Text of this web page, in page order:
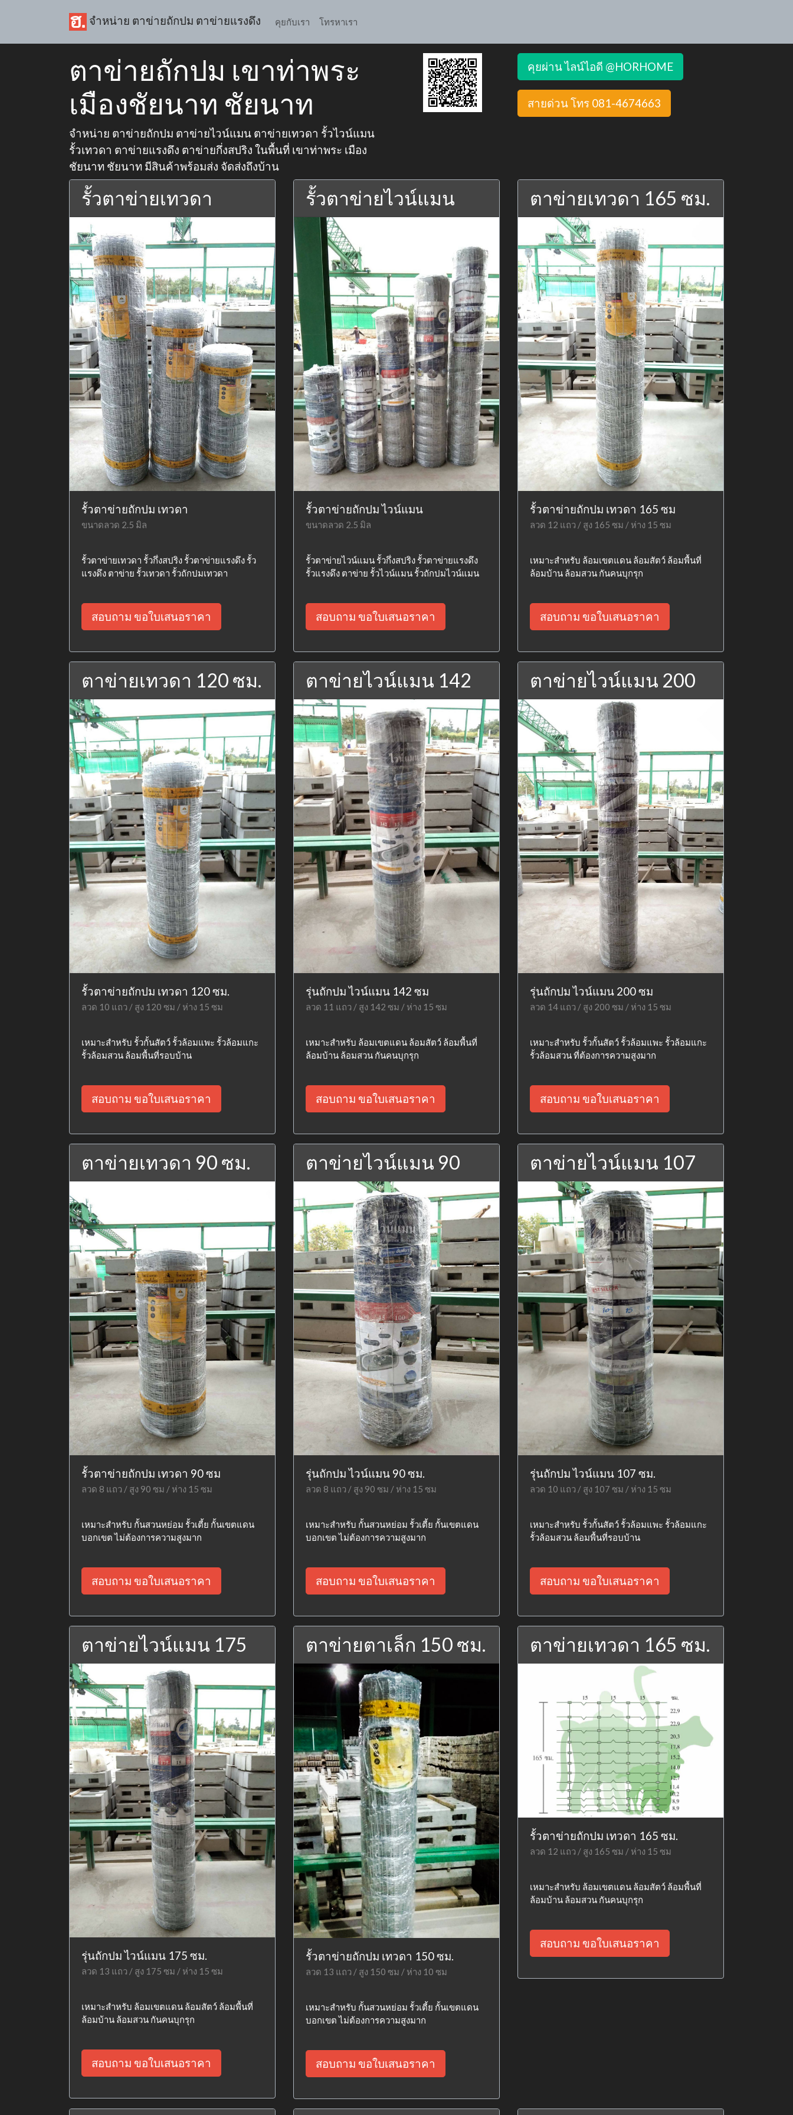
จำหน่าย ตาข่ายถักปม ตาข่ายแรงดึง คุยกับเรา โทรหาเรา
ตาข่ายถักปม เขาท่าพระ
เมืองชัยนาท ชัยนาท
จำหน่าย ตาข่ายถักปม ตาข่ายไวน์แมน ตาข่ายเทวดา รั้วไวน์แมน
รั้วเทวดา ตาข่ายแรงดึง ตาข่ายกึ่งสปริง ในพื้นที่ เขาท่าพระ เมือง
ชัยนาท ชัยนาท มีสินค้าพร้อมส่ง จัดส่งถึงบ้าน
คุยผ่าน ไลน์ไอดี @HORHOME
สายด่วน โทร 081-4674663
รั้วตาข่ายเทวดา
รั้วตาข่ายถักปม เทวดา
ขนาดลวด 2.5 มิล
รั้วตาข่ายเทวดา รั้วกึ่งสปริง รั้วตาข่ายแรงดึง รั้ว
แรงดึง ตาข่าย รั้วเทวดา รั้วถักปมเทวดา
สอบถาม ขอใบเสนอราคา
รั้วตาข่ายไวน์แมน
รั้วตาข่ายถักปม ไวน์แมน
ขนาดลวด 2.5 มิล
รั้วตาข่ายไวน์แมน รั้วกึ่งสปริง รั้วตาข่ายแรงดึง
รั้วแรงดึง ตาข่าย รั้วไวน์แมน รั้วถักปมไวน์แมน
สอบถาม ขอใบเสนอราคา
ตาข่ายเทวดา 165 ซม.
รั้วตาข่ายถักปม เทวดา 165 ซม
ลวด 12 แถว / สูง 165 ซม / ห่าง 15 ซม
เหมาะสำหรับ ล้อมเขตแดน ล้อมสัตว์ ล้อมพื้นที่
ล้อมบ้าน ล้อมสวน กันคนบุกรุก
สอบถาม ขอใบเสนอราคา
ตาข่ายเทวดา 120 ซม.
รั้วตาข่ายถักปม เทวดา 120 ซม.
ลวด 10 แถว / สูง 120 ซม / ห่าง 15 ซม
เหมาะสำหรับ รั้วกั้นสัตว์ รั้วล้อมแพะ รั้วล้อมแกะ
รั้วล้อมสวน ล้อมพื้นที่รอบบ้าน
สอบถาม ขอใบเสนอราคา
ตาข่ายไวน์แมน 142
รุ่นถักปม ไวน์แมน 142 ซม
ลวด 11 แถว / สูง 142 ซม / ห่าง 15 ซม
เหมาะสำหรับ ล้อมเขตแดน ล้อมสัตว์ ล้อมพื้นที่
ล้อมบ้าน ล้อมสวน กันคนบุกรุก
สอบถาม ขอใบเสนอราคา
ตาข่ายไวน์แมน 200
รุ่นถักปม ไวน์แมน 200 ซม
ลวด 14 แถว / สูง 200 ซม / ห่าง 15 ซม
เหมาะสำหรับ รั้วกั้นสัตว์ รั้วล้อมแพะ รั้วล้อมแกะ
รั้วล้อมสวน ที่ต้องการความสูงมาก
สอบถาม ขอใบเสนอราคา
ตาข่ายเทวดา 90 ซม.
รั้วตาข่ายถักปม เทวดา 90 ซม
ลวด 8 แถว / สูง 90 ซม / ห่าง 15 ซม
เหมาะสำหรับ กั้นสวนหย่อม รั้วเตี้ย กั้นเขตแดน
บอกเขต ไม่ต้องการความสูงมาก
สอบถาม ขอใบเสนอราคา
ตาข่ายไวน์แมน 90
รุ่นถักปม ไวน์แมน 90 ซม.
ลวด 8 แถว / สูง 90 ซม / ห่าง 15 ซม
เหมาะสำหรับ กั้นสวนหย่อม รั้วเตี้ย กั้นเขตแดน
บอกเขต ไม่ต้องการความสูงมาก
สอบถาม ขอใบเสนอราคา
ตาข่ายไวน์แมน 107
รุ่นถักปม ไวน์แมน 107 ซม.
ลวด 10 แถว / สูง 107 ซม / ห่าง 15 ซม
เหมาะสำหรับ รั้วกั้นสัตว์ รั้วล้อมแพะ รั้วล้อมแกะ
รั้วล้อมสวน ล้อมพื้นที่รอบบ้าน
สอบถาม ขอใบเสนอราคา
ตาข่ายไวน์แมน 175
รุ่นถักปม ไวน์แมน 175 ซม.
ลวด 13 แถว / สูง 175 ซม / ห่าง 15 ซม
เหมาะสำหรับ ล้อมเขตแดน ล้อมสัตว์ ล้อมพื้นที่
ล้อมบ้าน ล้อมสวน กันคนบุกรุก
สอบถาม ขอใบเสนอราคา
ตาข่ายตาเล็ก 150 ซม.
รั้วตาข่ายถักปม เทวดา 150 ซม.
ลวด 13 แถว / สูง 150 ซม / ห่าง 10 ซม
เหมาะสำหรับ กั้นสวนหย่อม รั้วเตี้ย กั้นเขตแดน
บอกเขต ไม่ต้องการความสูงมาก
สอบถาม ขอใบเสนอราคา
ตาข่ายเทวดา 165 ซม.
รั้วตาข่ายถักปม เทวดา 165 ซม.
ลวด 12 แถว / สูง 165 ซม / ห่าง 15 ซม
เหมาะสำหรับ ล้อมเขตแดน ล้อมสัตว์ ล้อมพื้นที่
ล้อมบ้าน ล้อมสวน กันคนบุกรุก
สอบถาม ขอใบเสนอราคา